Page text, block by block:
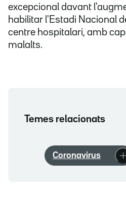
excepcional davant
habilitar l'Estadi Nacional
centre hospitalari, amb
malalts.
Temes relacionats
Coronavirus